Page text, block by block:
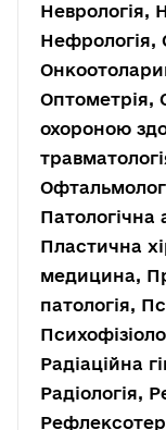
Неврологія,
Нефрологія,
Оптометрія,
охороною
Патологічна
Пластична
медицина,
патологія,
Радіаційна
Радіологія,